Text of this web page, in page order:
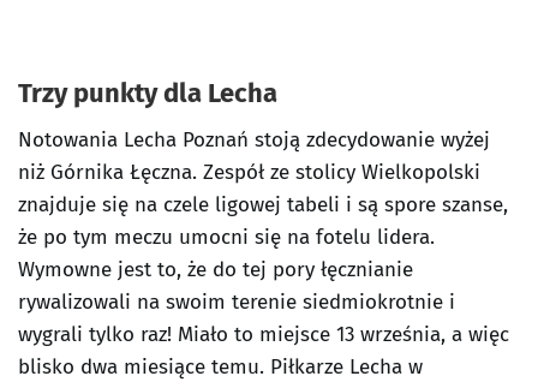
Trzy punkty dla Lecha
Notowania Lecha Poznań stoją zdecydowanie wyżej
niż Górnika Łęczna. Zespół ze stolicy Wielkopolski
znajduje się na czele ligowej tabeli i są spore szanse,
że po tym meczu umocni się na fotelu lidera.
Wymowne jest to, że do tej pory łęcznianie
rywalizowali na swoim terenie siedmiokrotnie i
wygrali tylko raz! Miało to miejsce 13 września, a więc
blisko dwa miesiące temu. Piłkarze Lecha w